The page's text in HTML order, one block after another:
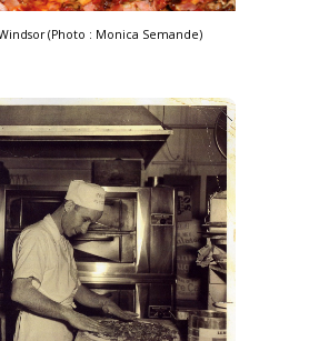
(Photo : Monica Semande)